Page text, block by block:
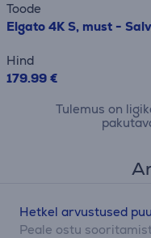
Toode
Elgato 4K S, must -
Hind
179.99 €
Tulemus on
Hetkel arvustused
Peale ostu